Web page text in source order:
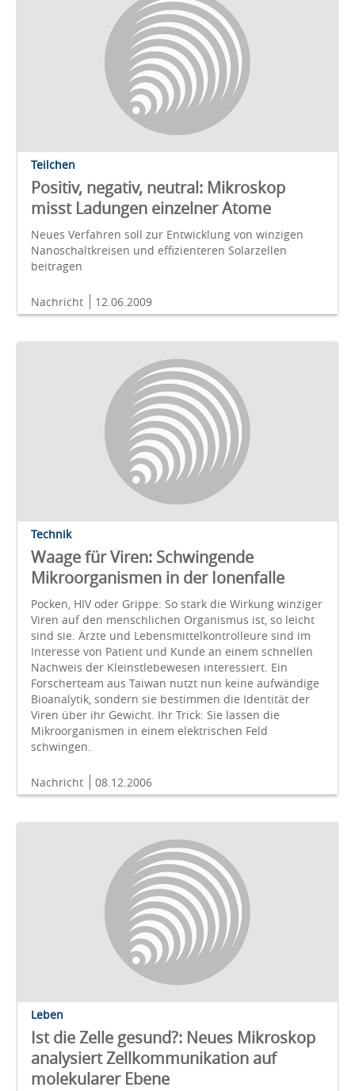
Teilchen
Positiv, negativ, neutral: Mikroskop
misst Ladungen einzelner Atome
Neues Verfahren soll zur Entwicklung von winzigen
Nanoschaltkreisen und effizienteren Solarzellen
beitragen
Nachricht 12.06.2009
Technik
Waage für Viren: Schwingende
Mikroorganismen in der Ionenfalle
Pocken, HIV oder Grippe: So stark die Wirkung winziger
Viren auf den menschlichen Organismus ist, so leicht
sind sie. Ärzte und Lebensmittelkontrolleure sind im
Interesse von Patient und Kunde an einem schnellen
Nachweis der Kleinstlebewesen interessiert. Ein
Forscherteam aus Taiwan nutzt nun keine aufwändige
Bioanalytik, sondern sie bestimmen die Identität der
Viren über ihr Gewicht. Ihr Trick: Sie lassen die
Mikroorganismen in einem elektrischen Feld
schwingen.
Nachricht 08.12.2006
Leben
Ist die Zelle gesund?: Neues Mikroskop
analysiert Zellkommunikation auf
molekularer Ebene